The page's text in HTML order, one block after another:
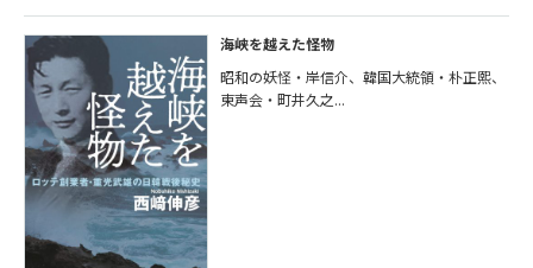
海峡を越えた怪物
昭和の妖怪・岸信介、韓国大統領・朴正熙、
東声会・町井久之...